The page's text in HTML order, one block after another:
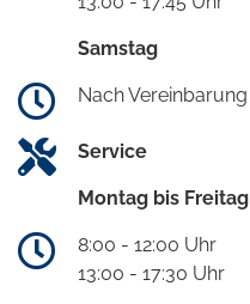
Samstag
Nach Vereinbarung
Service
Montag bis Freitag
8:00 - 12:00 Uhr
13:00 - 17:30 Uhr